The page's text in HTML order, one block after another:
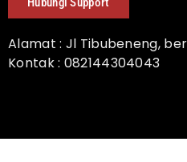
Alamat : Jl Tibubeneng,
Kontak : 082144304043